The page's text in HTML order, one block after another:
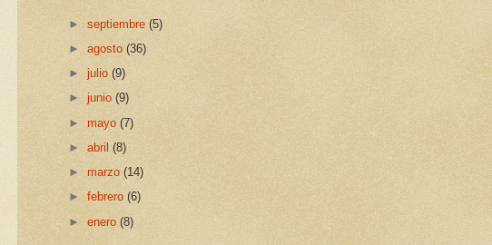
►septiembre(5)
►agosto(36)
►julio(9)
►junio(9)
►mayo(7)
►abril(8)
►marzo(14)
►febrero(6)
►enero(8)